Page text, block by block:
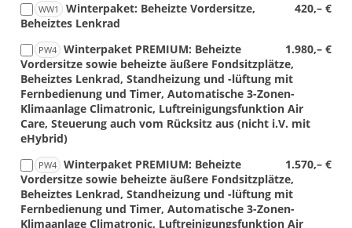
WW1 420,– €
Winterpaket: Beheizte Vordersitze,
Beheiztes Lenkrad
PW4 1.980,– €
Winterpaket PREMIUM: Beheizte
Vordersitze sowie beheizte äußere Fondsitzplätze,
Beheiztes Lenkrad, Standheizung und -lüftung mit
Fernbedienung und Timer, Automatische 3-Zonen-
Klimaanlage Climatronic, Luftreinigungsfunktion Air
Care, Steuerung auch vom Rücksitz aus (nicht i.V. mit
eHybrid)
PW4 1.570,– €
Winterpaket PREMIUM: Beheizte
Vordersitze sowie beheizte äußere Fondsitzplätze,
Beheiztes Lenkrad, Standheizung und -lüftung mit
Fernbedienung und Timer, Automatische 3-Zonen-
Klimaanlage Climatronic, Luftreinigungsfunktion Air